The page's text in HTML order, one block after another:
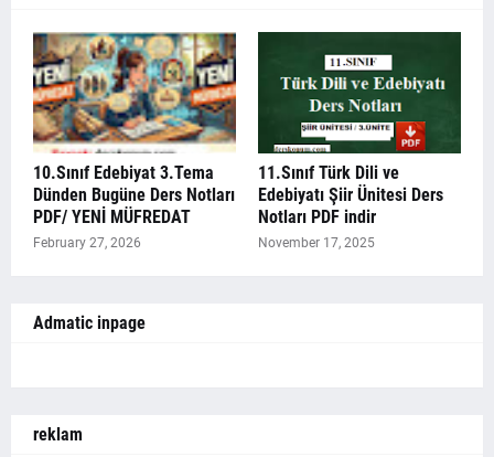
10.Sınıf Edebiyat 3.Tema
Dünden Bugüne Ders Notları
PDF/ YENİ MÜFREDAT
February 27, 2026
11.Sınıf Türk Dili ve
Edebiyatı Şiir Ünitesi Ders
Notları PDF indir
November 17, 2025
Admatic inpage
reklam